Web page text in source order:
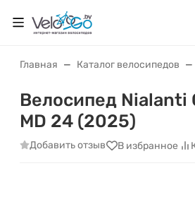
Главная Каталог велосипедов
Велосипед Nialanti
MD 24 (2025)
Добавить отзыв В избранное